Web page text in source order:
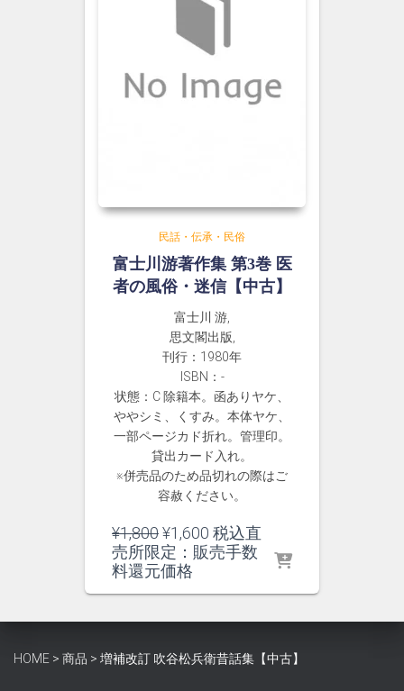
民話・伝承・民俗
富士川游著作集 第3巻 医
者の風俗・迷信【中古】
富士川 游,
思文閣出版,
刊行：1980年
ISBN：-
状態：C 除籍本。函ありヤケ、
ややシミ、くすみ。本体ヤケ、
一部ページカド折れ。管理印。
貸出カード入れ。
※併売品のため品切れの際はご
容赦ください。
¥1,800元
の
価
¥1,800
し
¥1,600 現
在
は
で
税込直
売所限定：販売手数
料還元価格
HOME > 商品 > 増補改訂 吹谷松兵衛昔話集【中古】